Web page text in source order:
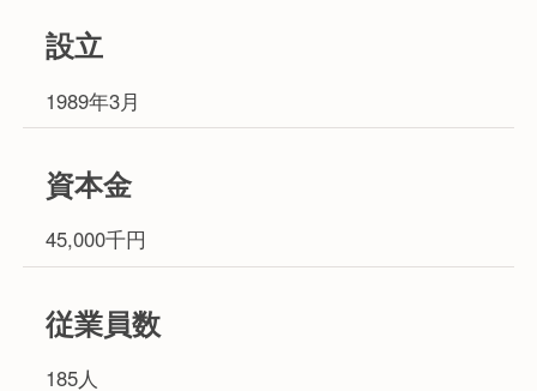
設立
1989年3月
資本金
45,000千円
従業員数
185人